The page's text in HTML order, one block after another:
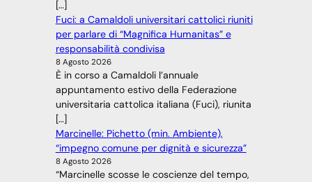
[…]
Fuci: a Camaldoli universitari cattolici riuniti
per parlare di “Magnifica Humanitas” e
responsabilità condivisa
8 Agosto 2026
È in corso a Camaldoli l’annuale
appuntamento estivo della Federazione
universitaria cattolica italiana (Fuci), riunita
[…]
Marcinelle: Pichetto (min. Ambiente),
“impegno comune per dignità e sicurezza”
8 Agosto 2026
“Marcinelle scosse le coscienze del tempo,